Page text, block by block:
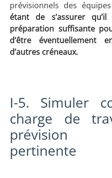
prévisionnels des
étant de s’assurer
préparation suffisante
d’être éventuellement
d’autres créneaux.
I-5. Simuler
charge de
prévision
pertinente